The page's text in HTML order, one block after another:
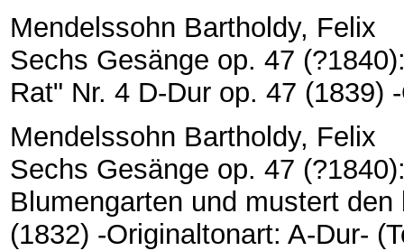
Mendelssohn Bartholdy, Felix
Sechs Gesänge op. 47
Rat" Nr. 4 D-Dur op. 47 (1839)
Mendelssohn Bartholdy, Felix
Sechs Gesänge op. 47
Blumengarten und mustert
(1832) -Originaltonart: A-Dur-